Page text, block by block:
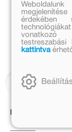
érdekében
vonatkozó
testreszabási
kattintva